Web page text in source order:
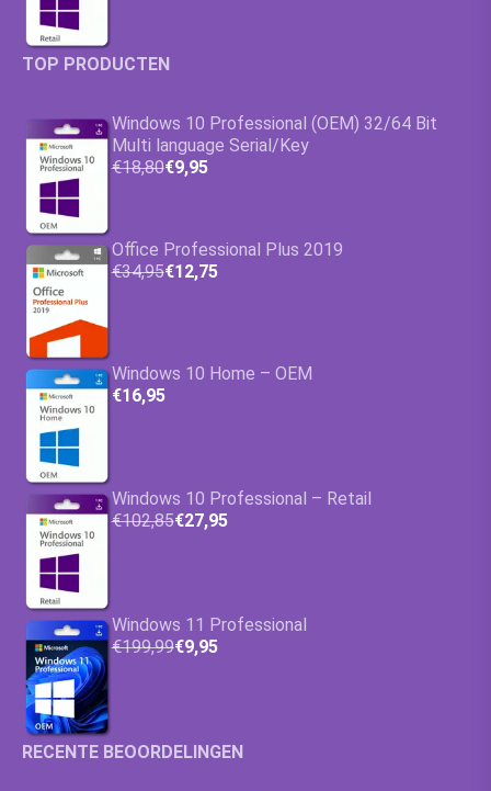
TOP PRODUCTEN
Windows 10 Professional (OEM) 32/64 Bit
Multi language Serial/Key
€18,80€9,95
Office Professional Plus 2019
€34,95€12,75
Windows 10 Home – OEM
€16,95
Windows 10 Professional – Retail
€102,85€27,95
Windows 11 Professional
€199,99€9,95
RECENTE BEOORDELINGEN